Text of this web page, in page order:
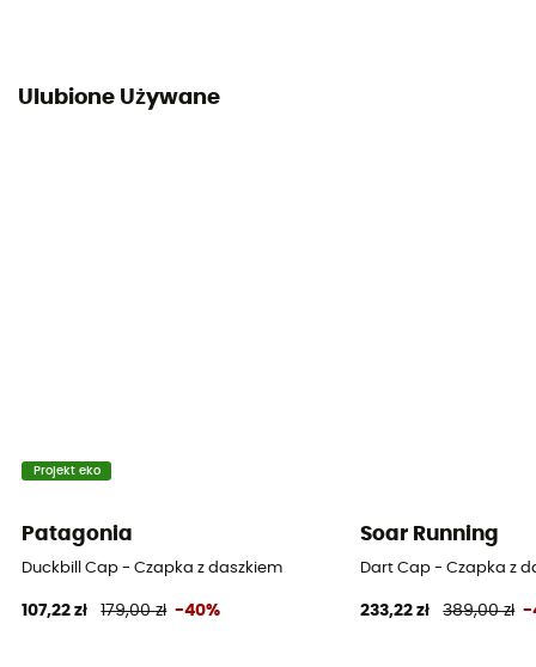
Ulubione Używane
Projekt eko
Patagonia
Duckbill Cap - Czapka z daszkiem
107,22 zł 179,00 zł -40%
Soar Running
Dart Cap - Czapka z
233,22 zł 389,00 zł -